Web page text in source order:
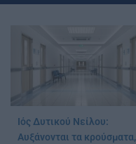
Ιός Δυτικού Νείλου:
Αυξάνονται τα κρούσματα,